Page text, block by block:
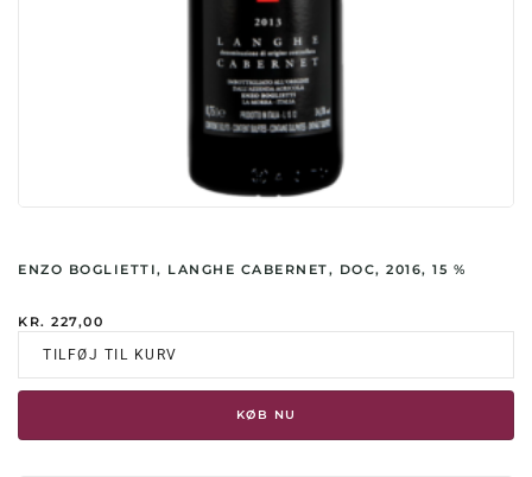
ENZO BOGLIETTI, LANGHE CABERNET, DOC, 2016, 15 %
KR. 227,00
TILFØJ TIL KURV
KØB NU